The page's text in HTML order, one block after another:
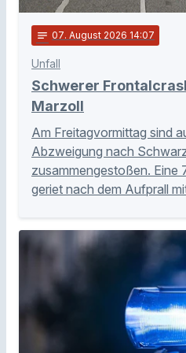
notes 07. August 2026 14:07
Unfall
Schwerer
Marzoll
Am Freitagvormittag sind
Abzweigung nach
zusammengestoßen. Eine
geriet nach dem Aufprall